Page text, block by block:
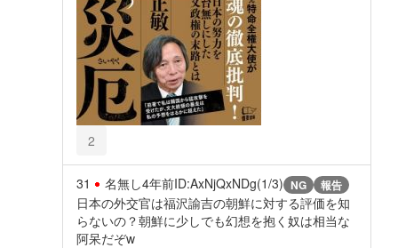
2
31 名無し4年前ID:AxNjQxNDg(1/3) NG 報告
日本の外交官は福沢諭吉の朝鮮に対する評価を知
らないの？朝鮮に少しでも幻想を抱く奴は相当な
阿呆だぞw